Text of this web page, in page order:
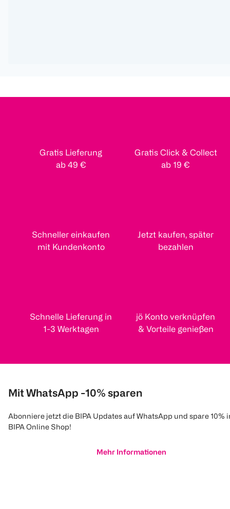
Gratis Lieferung
ab 49 €
Gratis Click & Collect
ab 19 €
Schneller einkaufen
mit Kundenkonto
Jetzt kaufen, später
bezahlen
Schnelle Lieferung in
1-3 Werktagen
jö Konto verknüpfen
& Vorteile genießen
Mit WhatsApp -10% sparen
Abonniere jetzt die BIPA Updates auf WhatsApp und spare 10%
BIPA Online Shop!
Mehr Informationen